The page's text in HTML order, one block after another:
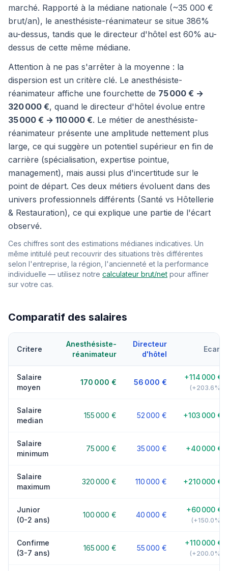
marché. Rapporté à la médiane nationale (~35 000 €
brut/an), le anesthésiste-réanimateur se situe 386%
au-dessus, tandis que le directeur d'hôtel est 60% au-
dessus de cette même médiane.
Attention à ne pas s'arrêter à la moyenne : la
dispersion est un critère clé. Le anesthésiste-
réanimateur affiche une fourchette de 75 000 € →
320 000 €, quand le directeur d'hôtel évolue entre
35 000 € → 110 000 €. Le métier de anesthésiste-
réanimateur présente une amplitude nettement plus
large, ce qui suggère un potentiel supérieur en fin de
carrière (spécialisation, expertise pointue,
management), mais aussi plus d'incertitude sur le
point de départ. Ces deux métiers évoluent dans des
univers professionnels différents (Santé vs Hôtellerie
& Restauration), ce qui explique une partie de l'écart
observé.
Ces chiffres sont des estimations médianes indicatives. Un
même intitulé peut recouvrir des situations très différentes
selon l'entreprise, la région, l'ancienneté et la performance
individuelle — utilisez notre calculateur brut/net pour affiner
sur votre cas.
Comparatif des salaires
Critere
Anesthésiste-
réanimateur
Directeur
d'hôtel
Ecart
Salaire
moyen
170 000 € 56 000 €
+114 000 €
(+203.6%)
Salaire
median
155 000 € 52 000 € +103 000 €
Salaire
minimum
75 000 € 35 000 € +40 000 €
Salaire
maximum
320 000 € 110 000 € +210 000 €
Junior
(0-2 ans)
100 000 € 40 000 €
+60 000 €
(+150.0%)
Confirme
(3-7 ans)
165 000 € 55 000 €
+110 000 €
(+200.0%)